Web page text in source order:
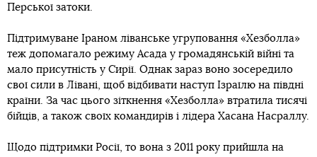
Перської затоки.
Підтримуване Іраном ліванське угруповання «Хезболла»
теж допомагало режиму Асада у громадянській війні та
мало присутність у Сирії. Однак зараз воно зосередило
свої сили в Лівані, щоб відбивати наступ Ізраїлю на півдні
країни. За час цього зіткнення «Хезболла» втратила тисячі
бійців, а також своїх командирів і лідера Хасана Насраллу.
Щодо підтримки Росії, то вона з 2011 року прийшла на